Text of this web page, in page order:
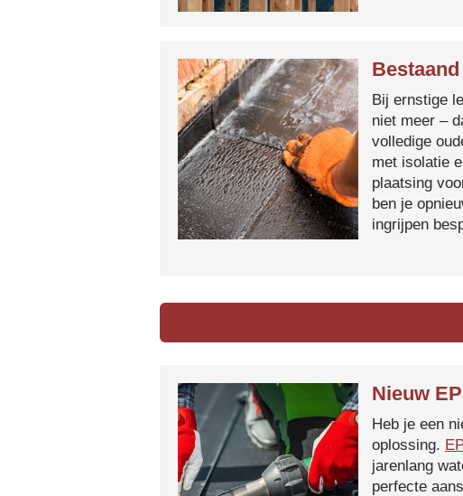
Bij ernstige
niet meer –
volledige
met isolatie
plaatsing
ben je
ingrijpen
Nieuw
Heb je een
oplossing.
jarenlang
perfecte